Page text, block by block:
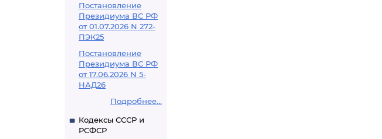
Постановление
Президиума ВС РФ
от 01.07.2026 N 272-
ПЭК25
Постановление
Президиума ВС РФ
от 17.06.2026 N 5-
НАД26
Подробнее...
Кодексы СССР и
РСФСР